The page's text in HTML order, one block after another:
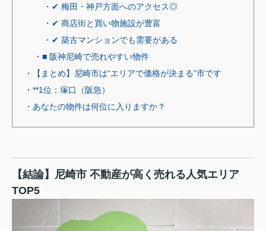
・✔ 梅田・神戸方面へのアクセス◎
・✔ 商店街と買い物施設が豊富
・✔ 築古マンションでも需要がある
・■ 阪神尼崎で売れやすい物件
・【まとめ】尼崎市は“エリアで価格が決まる”市です
・**1位：塚口（阪急）
・あなたの物件は何位に入りますか？
【結論】尼崎市 不動産が高く売れる人気エリア
TOP5